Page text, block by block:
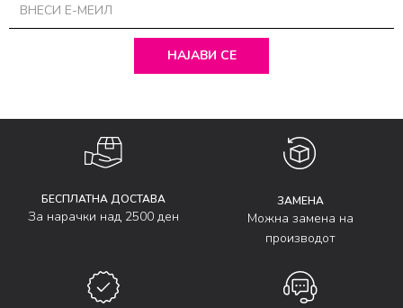
НАЈАВИ СЕ
БЕСПЛАТНА ДОСТАВА
За нарачки над 2500 ден
ЗАМЕНА
Можна замена на
производот